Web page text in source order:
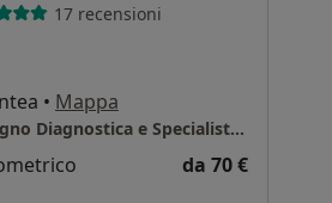
17 recensioni
• Mappa
Amantea - Gruppo Citrigno Diagnostica e Specialistica
da 70 €